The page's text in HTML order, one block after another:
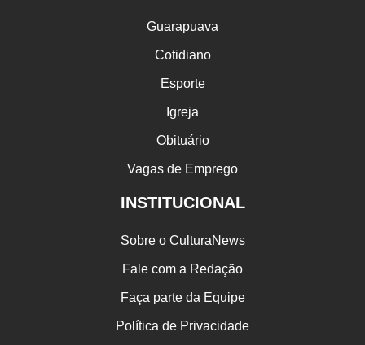
Guarapuava
Cotidiano
Esporte
Igreja
Obituário
Vagas de Emprego
INSTITUCIONAL
Sobre o CulturaNews
Fale com a Redação
Faça parte da Equipe
Política de Privacidade